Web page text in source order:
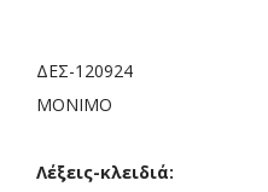
ΔΕΣ-120924
ΜΟΝΙΜΟ
Λέξεις-κλειδιά: